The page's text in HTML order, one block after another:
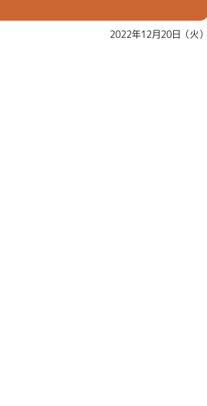
2022年12月20日（火）